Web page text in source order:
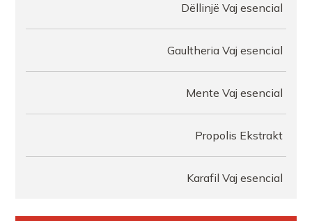
Dëllinjë Vaj esencial
Gaultheria Vaj esencial
Mente Vaj esencial
Propolis Ekstrakt
Karafil Vaj esencial